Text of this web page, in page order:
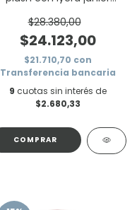
$28.380,00
$24.123,00
$21.710,70 con
Transferencia bancaria
9 cuotas sin interés de
$2.680,33
COMPRAR